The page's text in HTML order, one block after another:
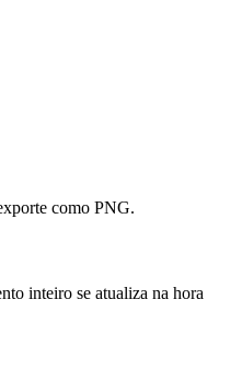
como PNG.
inteiro se atualiza na hora